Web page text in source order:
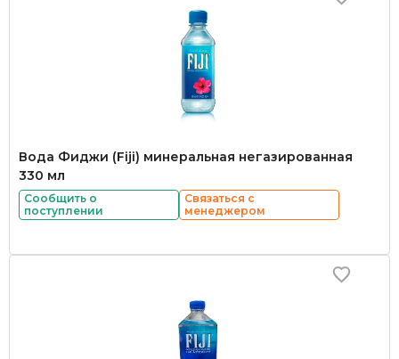
Вода Фиджи (Fiji) минеральная негазированная
330 мл
Сообщить о
поступлении
Связаться с
менеджером